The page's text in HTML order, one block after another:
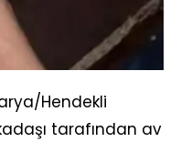
Hendekli
tarafından av